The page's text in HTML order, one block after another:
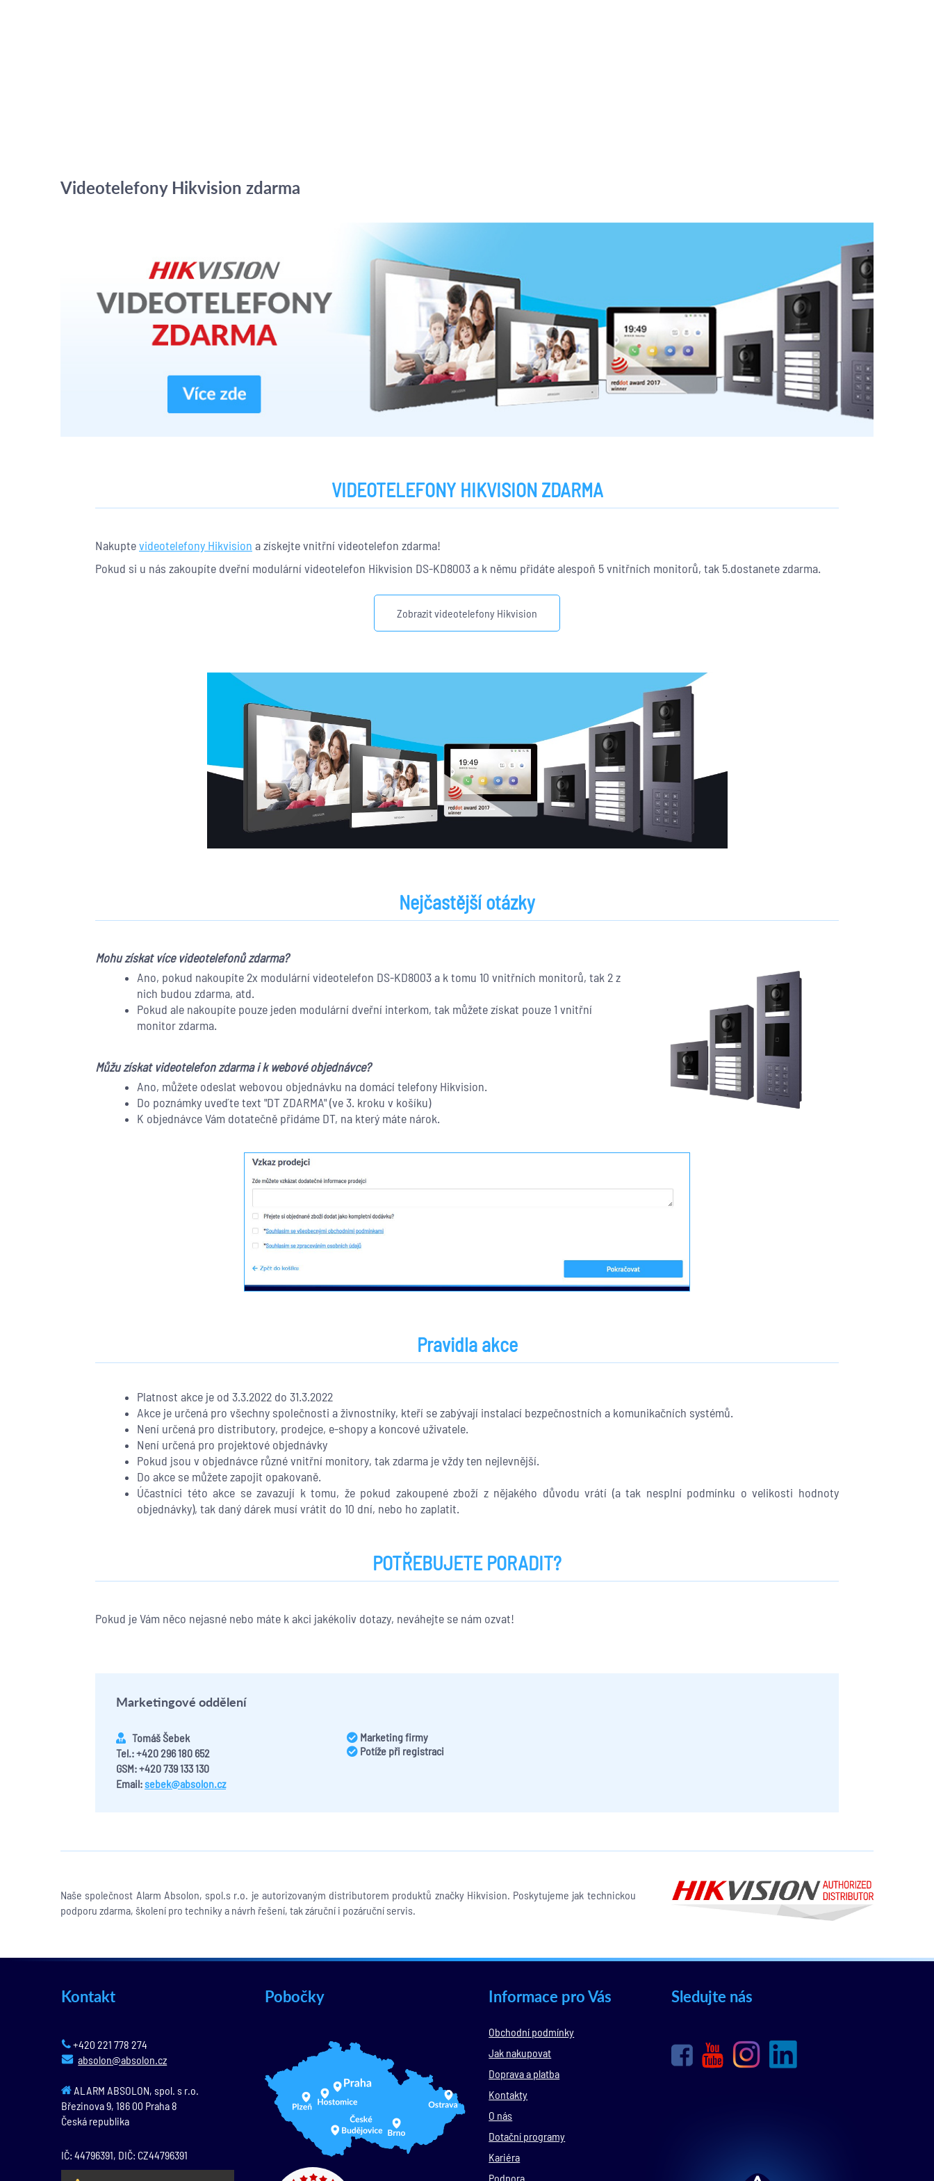
Videotelefony Hikvision zdarma
VIDEOTELEFONY HIKVISION ZDARMA
Nakuptevideotelefony Hikvision a získejte vnitřní videotelefon zdarma!
Pokud si u nás zakoupíte dveřní modulární videotelefon Hikvision DS-KD8003 a k němu přidáte alespoň 5 vnitřních monitorů, tak 5.dostanete zdarma.
Zobrazit videotelefony Hikvision
Nejčastější otázky
Mohu získat více videotelefonů zdarma?
Ano, pokud nakoupíte 2x modulární videotelefon DS-KD8003 a k tomu 10 vnitřních monitorů, tak 2 z
nich budou zdarma, atd.
Pokud ale nakoupíte pouze jeden modulární dveřní interkom, tak můžete získat pouze 1 vnitřní
monitor zdarma.
Můžu získat videotelefon zdarma i k webové objednávce?
Ano, můžete odeslat webovou objednávku na domácí telefony Hikvision.
Do poznámky uveďte text "DT ZDARMA" (ve 3. kroku v košíku)
K objednávce Vám dotatečně přidáme DT, na který máte nárok.
Pravidla akce
Platnost akce je od 3.3.2022 do 31.3.2022
Akce je určená pro všechny společnosti a živnostníky, kteří se zabývají instalací bezpečnostních a komunikačních systémů.
Není určená pro distributory, prodejce, e-shopy a koncové uživatele.
Není určená pro projektové objednávky
Pokud jsou v objednávce různé vnitřní monitory, tak zdarma je vždy ten nejlevnější.
Do akce se můžete zapojit opakovaně.
Účastníci této akce se zavazují k tomu, že pokud zakoupené zboží z nějakého důvodu vrátí (a tak nesplní podmínku o velikosti hodnoty
objednávky), tak daný dárek musí vrátit do 10 dní, nebo ho zaplatit.
POTŘEBUJETE PORADIT?
Pokud je Vám něco nejasné nebo máte k akci jakékoliv dotazy, neváhejte se nám ozvat!
Marketingové oddělení
Tomáš Šebek
Tel.: +420 296 180 652
GSM: +420 739 133 130
Email:sebek@absolon.cz
Marketing firmy
Potíže při registraci
Naše společnost Alarm Absolon, spol.s r.o. je autorizovaným distributorem produktů značky Hikvision. Poskytujeme jak technickou
podporu zdarma, školení pro techniky a návrh řešení, tak záruční i pozáruční servis.
Kontakt
+420 221 778 274
absolon@absolon.cz
ALARM ABSOLON, spol. s r.o.
Březinova 9,186 00 Praha 8
Česká republika
IČ: 44796391, DIČ: CZ44796391
Pobočky Informace pro Vás
Obchodní podmínky
Jak nakupovat
Doprava a platba
Kontakty
O nás
Dotační programy
Kariéra
Podpora
Sledujte nás